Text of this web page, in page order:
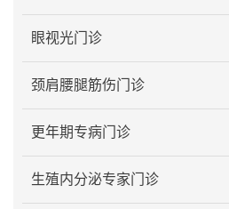
眼视光门诊
颈肩腰腿筋伤门诊
更年期专病门诊
生殖内分泌专家门诊